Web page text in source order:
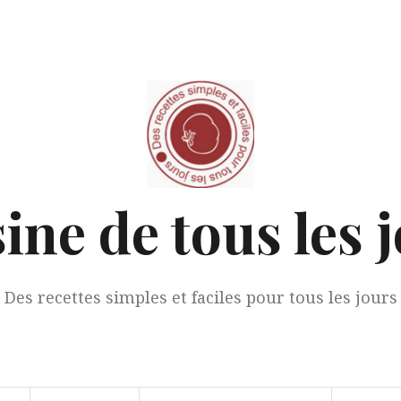
de tous les
Des recettes simples et faciles pour tous les jours